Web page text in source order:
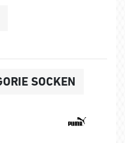
SOCKEN